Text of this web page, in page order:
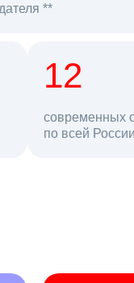
**
12
современных
по всей России